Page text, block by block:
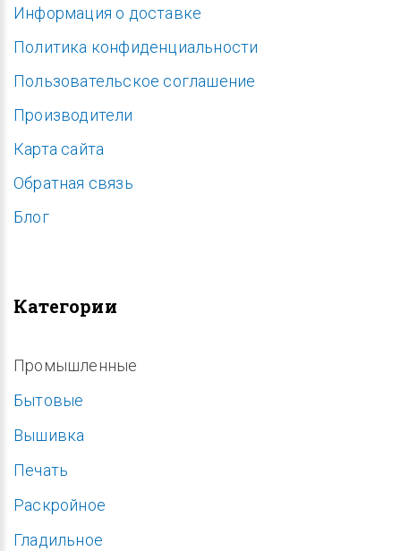
Информация о доставке
Политика конфиденциальности
Пользовательское соглашение
Производители
Карта сайта
Обратная связь
Блог
Категории
Промышленные
Бытовые
Вышивка
Печать
Раскройное
Гладильное